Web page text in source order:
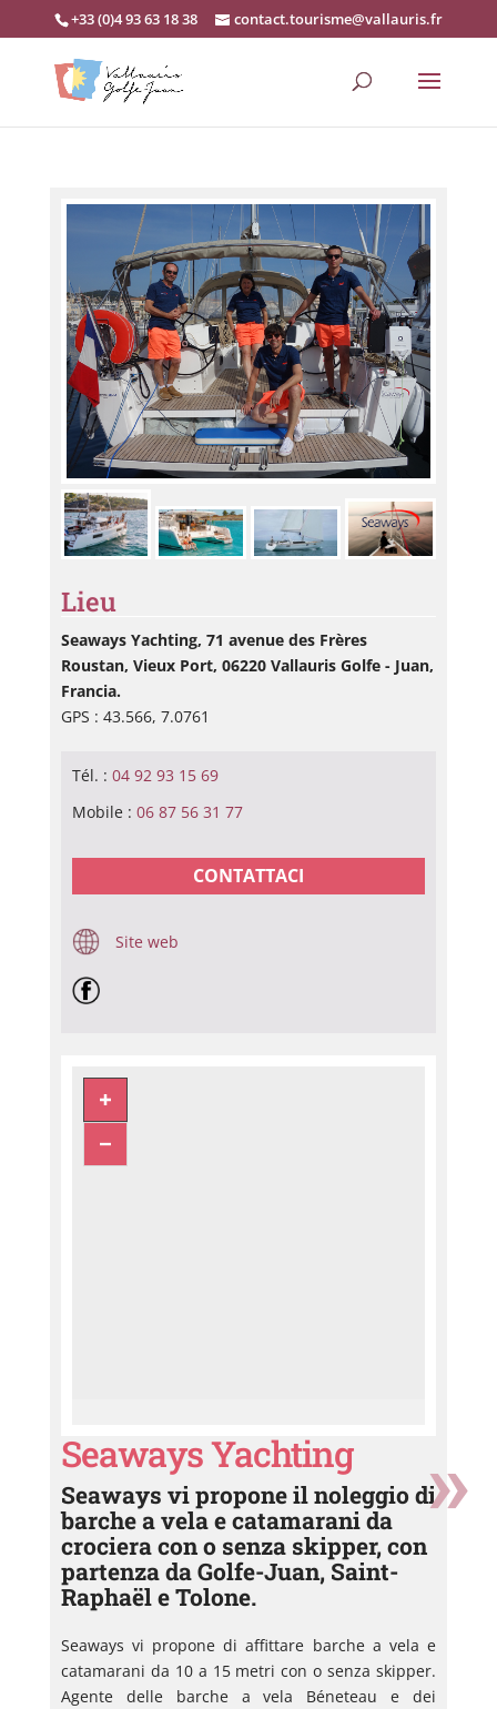
+33 (0)4 93 63 18 38 contact.tourisme@vallauris.fr
Lieu
Seaways Yachting, 71 avenue des Frères
Roustan, Vieux Port, 06220 Vallauris Golfe - Juan,
Francia.
GPS : 43.566, 7.0761
Tél. : 04 92 93 15 69
Mobile : 06 87 56 31 77
CONTATTACI
Site web
Seaways Yachting
Seaways vi propone il noleggio di
barche a vela e catamarani da
crociera con o senza skipper, con
partenza da Golfe-Juan, Saint-
Raphaël e Tolone.
Seaways vi propone di affittare barche a vela e
catamarani da 10 a 15 metri con o senza skipper.
Agente delle barche a vela Béneteau e dei